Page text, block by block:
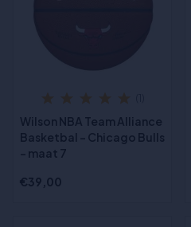
Wilson NBA Team Alliance
Basketbal - Chicago Bulls
- maat 7
€39,00